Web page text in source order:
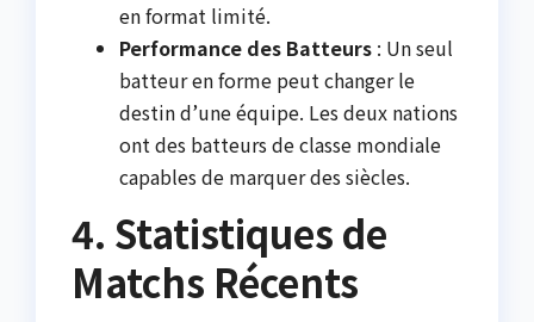
en format limité.
Performance des Batteurs : Un seul
batteur en forme peut changer le
destin d’une équipe. Les deux nations
ont des batteurs de classe mondiale
capables de marquer des siècles.
4. Statistiques de
Matchs Récents